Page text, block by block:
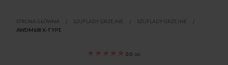
początek
STRONA GŁÓWNA SZUFLADY GRZEJNE
SZUFLADY GRZEJNE
AWDM68I X-TYPE
0.0 (0)